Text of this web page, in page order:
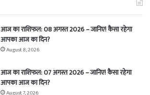
आज का राशिफल: 08 अगस्त 2026 – जानिए! कैसा रहेगा
आपका आज का दिन?
August 8, 2026
आज का राशिफल: 07 अगस्त 2026 – जानिए! कैसा रहेगा
आपका आज का दिन?
August 7, 2026